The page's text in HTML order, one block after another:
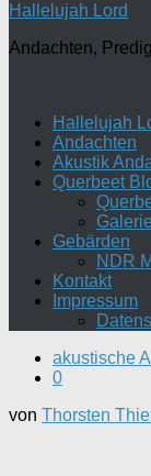
Hallelujah Lord
Andachten,
Hallelujah
Andachten
Akustik
Querbeet
Galerie
Gebärden
NDR
Kontakt
Impressum
akustische
0
von Thorsten